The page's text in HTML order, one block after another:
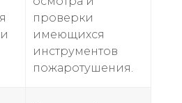
проверки
имеющихся
инструментов
пожаротушения.